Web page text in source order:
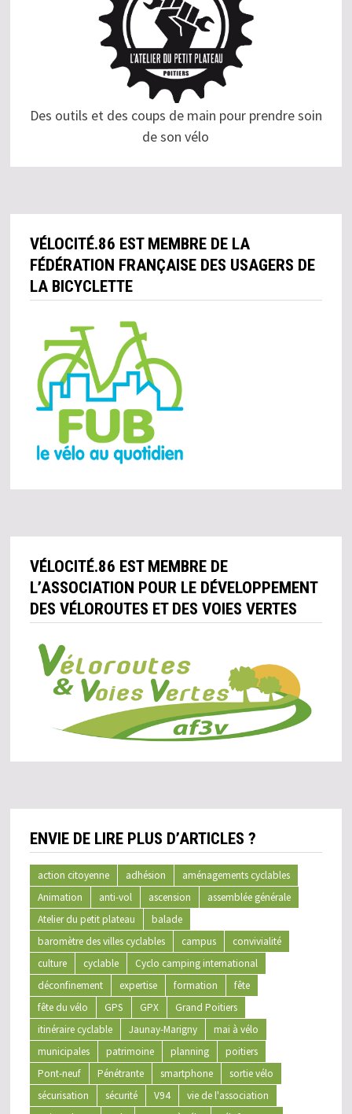
Des outils et des coups de main pour prendre soin
de son vélo
VÉLOCITÉ.86 EST MEMBRE DE LA
FÉDÉRATION FRANÇAISE DES USAGERS DE
LA BICYCLETTE
VÉLOCITÉ.86 EST MEMBRE DE
L’ASSOCIATION POUR LE DÉVELOPPEMENT
DES VÉLOROUTES ET DES VOIES VERTES
ENVIE DE LIRE PLUS D’ARTICLES ?
action citoyenne adhésion
aménagements cyclables
Animation
anti-vol ascension
assemblée générale
Atelier du petit plateau
balade
baromètre des villes cyclables
campus
convivialité
culture
cyclable
Cyclo camping international
déconfinement
expertise formation
fête
fête du vélo
GPS GPX
Grand Poitiers
itinéraire cyclable
Jaunay-Marigny
mai à vélo
municipales
patrimoine planning
poitiers
Pont-neuf
Pénétrante smartphone
sortie vélo
sécurisation
sécurité V94
vie de l'association